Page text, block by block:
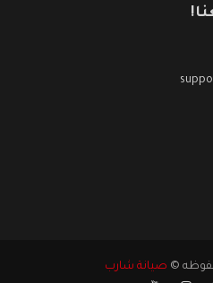
© صيانة شارب